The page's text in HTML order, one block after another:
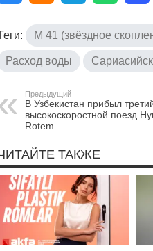
M 41 (звёздное
Расход воды
Предыдущий
В Узбекистан прибыл
высокоскоростной поезд
Rotem
ТАКЖЕ